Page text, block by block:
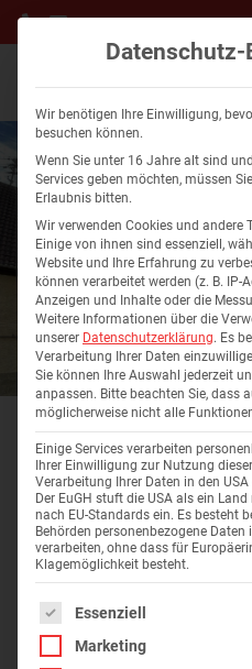
BACKHAUS
Wir benötigen Ihre Einwilligung,
besuchen können.
Wenn Sie unter 16 Jahre alt sind
Services geben möchten, müssen
Erlaubnis bitten.
Wir verwenden Cookies und andere
Einige von ihnen sind essenziell,
Website und Ihre Erfahrung zu
können verarbeitet werden (z. B. IP-
Anzeigen und Inhalte oder die
Weitere Informationen über die
unserer Datenschutzerklärung. Es
Verarbeitung Ihrer Daten
Sie können Ihre Auswahl jederzeit
anpassen. Bitte beachten Sie, dass
möglicherweise nicht alle
Einige Services verarbeiten
Ihrer Einwilligung zur Nutzung
Verarbeitung Ihrer Daten in den
Der EuGH stuft die USA als ein
nach EU-Standards ein. Es besteht
Behörden personenbezogene
verarbeiten, ohne dass für
Klagemöglichkeit besteht.
Es folgt eine Liste der
Essenziell
Marketing